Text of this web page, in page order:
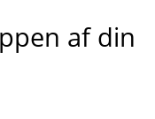
af din